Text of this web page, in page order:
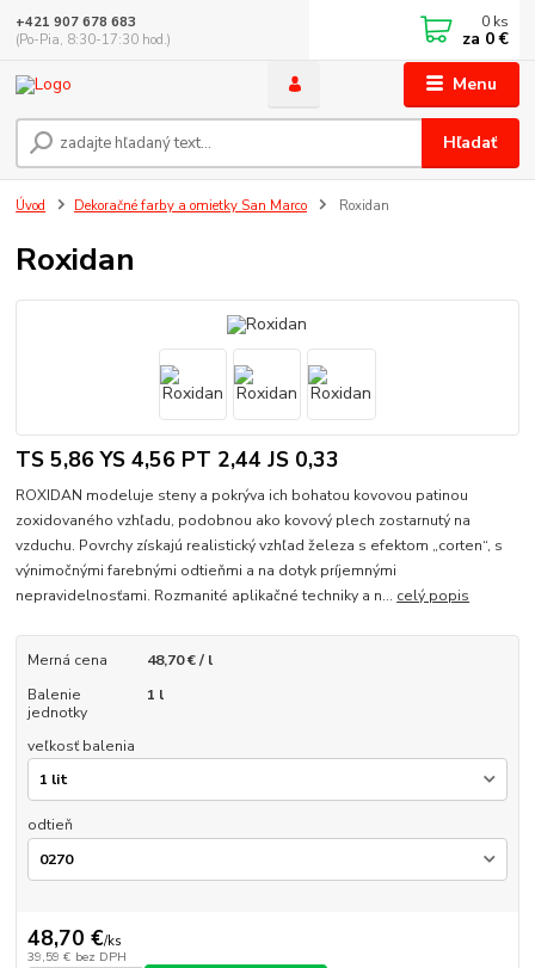
Menu
Hľadať
+421 907 678 683
(Po-Pia, 8:30-17:30 hod.)
0 ks
za 0 €
Úvod Dekoračné farby a omietky San Marco Roxidan
Roxidan
TS 5,86 YS 4,56 PT 2,44 JS 0,33
ROXIDAN modeluje steny a pokrýva ich bohatou kovovou patinou
zoxidovaného vzhľadu, podobnou ako kovový plech zostarnutý na
vzduchu. Povrchy získajú realistický vzhľad železa s efektom „corten“, s
výnimočnými farebnými odtieňmi a na dotyk príjemnými
nepravidelnosťami. Rozmanité aplikačné techniky a n... celý popis
Merná cena
48,70 € / l
Balenie
jednotky
1 l
veľkosť balenia
odtieň
48,70 €/ks
39,59 € bez DPH